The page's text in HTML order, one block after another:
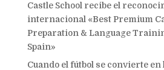
Castle School recibe el
internacional «Best Premium
Preparation & Language
Spain»
Cuando el fútbol se convierte en